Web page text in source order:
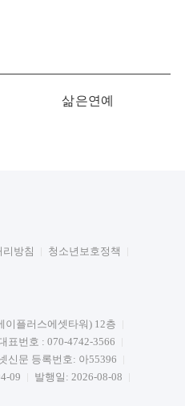
삶은연예
리방침
청소년보호정책
이플러스에셋타워) 12층
표번호 : 070-4742-3566
신문 등록번호: 아55396
09
발행일: 2026-08-08